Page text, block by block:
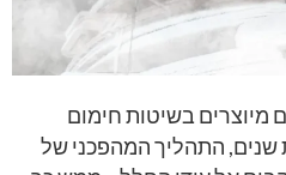
מיוצרים בשיטות חימום
התהליך המהפכני של